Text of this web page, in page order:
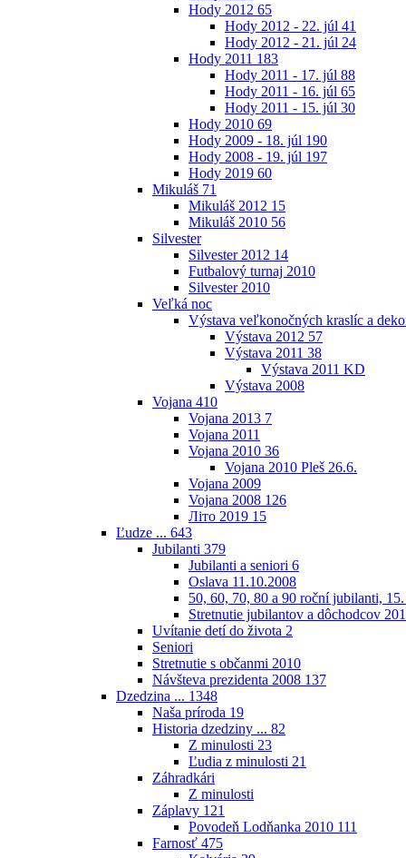
Hody 2012 65
Hody 2012 - 22. júl 41
Hody 2012 - 21. júl 24
Hody 2011 183
Hody 2011 - 17. júl 88
Hody 2011 - 16. júl 65
Hody 2011 - 15. júl 30
Hody 2010 69
Hody 2009 - 18. júl 190
Hody 2008 - 19. júl 197
Hody 2019 60
Mikuláš 71
Mikuláš 2012 15
Mikuláš 2010 56
Silvester
Silvester 2012 14
Futbalový turnaj 2010
Silvester 2010
Veľká noc
Výstava veľkonočných kraslíc a
Výstava 2012 57
Výstava 2011 38
Výstava 2011 KD
Výstava 2008
Vojana 410
Vojana 2013 7
Vojana 2011
Vojana 2010 36
Vojana 2010 Pleš 26.6.
Vojana 2009
Vojana 2008 126
Літо 2019 15
Ľudze ... 643
Jubilanti 379
Jubilanti a seniori 6
Oslava 11.10.2008
50, 60, 70, 80 a 90 roční jubilanti,
Stretnutie jubilantov a dôchodcov
Uvítanie detí do života 2
Seniori
Stretnutie s občanmi 2010
Návšteva prezidenta 2008 137
Dzedzina ... 1348
Naša príroda 19
Historia dzedziny ... 82
Z minulosti 23
Ľudia z minulosti 21
Záhradkári
Z minulosti
Záplavy 121
Povodeň Lodňanka 2010 111
Farnosť 475